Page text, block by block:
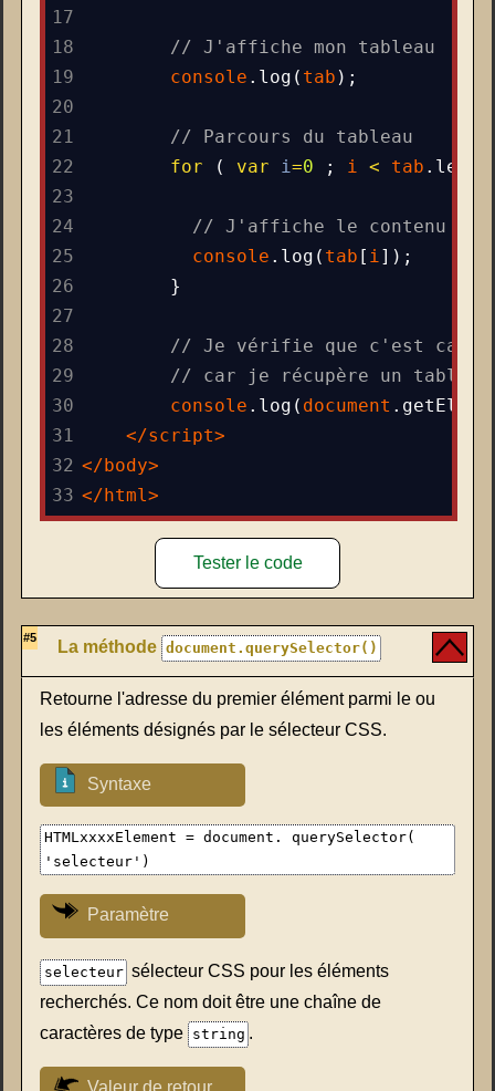
17
18
// J'affiche mon tableau
19
console . log ( tab );
20
21
// Parcours du tableau
22
for ( var i=0 ; i < tab .
23
24
// J'affiche le contenu de
25
console . log ( tab [ i]);
26
}
27
28
// Je vérifie que c'est case
29
// car je récupère un
30
console . log ( document .
31
</script>
32 </ body>
33 </ html>
Tester le code
#5 La méthode document.querySelector()
Retourne l'adresse du premier élément parmi le ou
les éléments désignés par le sélecteur CSS.
Syntaxe
HTMLxxxxElement = document. querySelector(
'selecteur')
Paramètre
selecteur sélecteur CSS pour les éléments
recherchés. Ce nom doit être une chaîne de
caractères de type string .
Valeur de retour